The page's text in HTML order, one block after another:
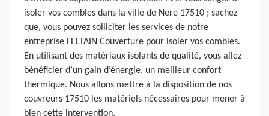
isoler vos combles dans la ville de Nere 17510 ; sachez
que, vous pouvez solliciter les services de notre
entreprise FELTAIN Couverture pour isoler vos combles.
En utilisant des matériaux isolants de qualité, vous allez
bénéficier d’un gain d’énergie, un meilleur confort
thermique. Nous allons mettre à la disposition de nos
couvreurs 17510 les matériels nécessaires pour mener à
bien cette intervention.